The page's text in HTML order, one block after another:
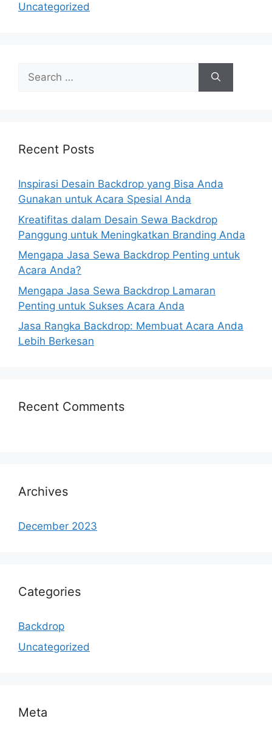
Uncategorized
Recent Posts
Inspirasi Desain Backdrop yang Bisa Anda
Gunakan untuk Acara Spesial Anda
Kreatifitas dalam Desain Sewa Backdrop
Panggung untuk Meningkatkan Branding Anda
Mengapa Jasa Sewa Backdrop Penting untuk
Acara Anda?
Mengapa Jasa Sewa Backdrop Lamaran
Penting untuk Sukses Acara Anda
Jasa Rangka Backdrop: Membuat Acara Anda
Lebih Berkesan
Recent Comments
Archives
December 2023
Categories
Backdrop
Uncategorized
Meta